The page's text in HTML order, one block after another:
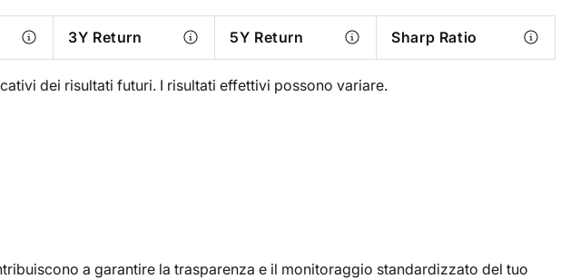
3Y Return 5Y Return Sharp Ratio
dei risultati futuri. I risultati effettivi possono variare.
a garantire la trasparenza e il monitoraggio standardizzato del tuo